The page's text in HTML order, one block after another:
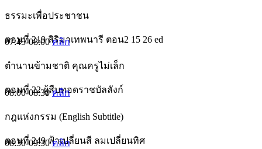
ธรรมะเพื่อประชาชน
ตอนที่ 219 สิริมาเทพนารี ตอน2 15 26 ed
07:45-08:00คลิก
ตำนานข้ามชาติ คุณครูไม่เล็ก
ตอนที่ 22 ผู้สืบทอดราชบัลลังก์
08:00-08:30คลิก
กฎแห่งกรรม (English Subtitle)
ตอนที่ 249 ฟ้าเปลี่ยนสี ลมเปลี่ยนทิศ
08:30-09:30คลิก